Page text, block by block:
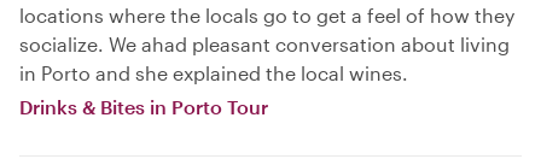
locations where the locals go to get a feel of how they
socialize. We ahad pleasant conversation about living
in Porto and she explained the local wines.
Drinks & Bites in Porto Tour